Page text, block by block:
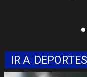
IR A DEPORTES